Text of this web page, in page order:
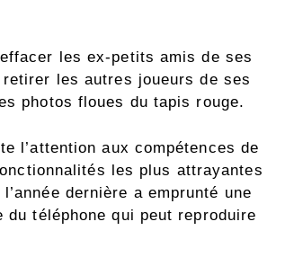
les ex-petits amis de ses
les autres joueurs de ses
photos floues du tapis rouge.
l’attention aux compétences de
les plus attrayantes
dernière a emprunté une
téléphone qui peut reproduire